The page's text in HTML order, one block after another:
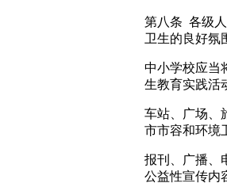
第八条 各级
卫生的良好氛
中小学校应当
生教育实践活
车站、广场、
市市容和环境
报刊、广播、
公益性宣传内